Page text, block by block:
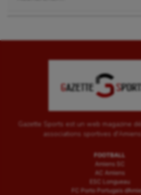
Gazette Sports est un web magazine
associations sportives
FOOTBALL
Amiens SC
AC Amiens
ESC Longueau
FC Porto Portugais